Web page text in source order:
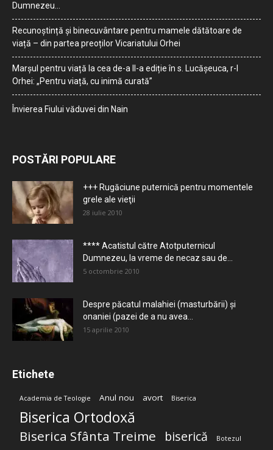
Dumnezeu…
Recunoștință și binecuvântare pentru mamele dătătoare de
viață – din partea preoților Vicariatului Orhei
Marșul pentru viață la cea de-a II-a ediție în s. Lucășeuca, r-l
Orhei: „Pentru viață, cu inimă curată”
Învierea Fiului văduvei din Nain
POSTĂRI POPULARE
+++ Rugăciune puternică pentru momentele
grele ale vieţii
28 iulie 2010
**** Acatistul către Atotputernicul
Dumnezeu, la vreme de necaz sau de...
5 octombrie 2010
Despre păcatul malahiei (masturbării) şi
onaniei (pazei de a nu avea...
15 aprilie 2010
Etichete
Academia de Teologie Anul nou avort Biserica
Biserica Ortodoxă
Biserica Sfânta Treime biserică Botezul